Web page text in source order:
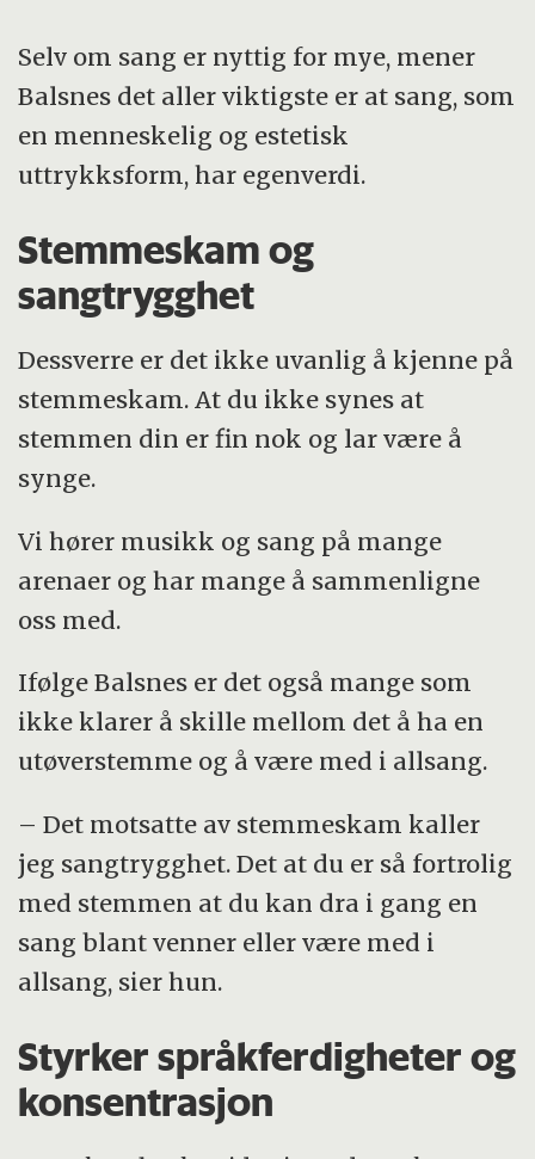
Selv om sang er nyttig for mye, mener
Balsnes det aller viktigste er at sang, som
en menneskelig og estetisk
uttrykksform, har egenverdi.
Stemmeskam og
sangtrygghet
Dessverre er det ikke uvanlig å kjenne på
stemmeskam. At du ikke synes at
stemmen din er fin nok og lar være å
synge.
Vi hører musikk og sang på mange
arenaer og har mange å sammenligne
oss med.
Ifølge Balsnes er det også mange som
ikke klarer å skille mellom det å ha en
utøverstemme og å være med i allsang.
– Det motsatte av stemmeskam kaller
jeg sangtrygghet. Det at du er så fortrolig
med stemmen at du kan dra i gang en
sang blant venner eller være med i
allsang, sier hun.
Styrker språkferdigheter og
konsentrasjon